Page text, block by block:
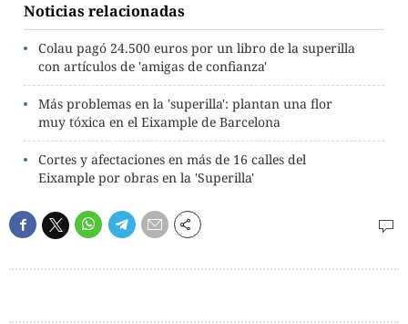
Noticias relacionadas
Colau pagó 24.500 euros por un libro de la superilla
con artículos de 'amigas de confianza'
Más problemas en la 'superilla': plantan una flor
muy tóxica en el Eixample de Barcelona
Cortes y afectaciones en más de 16 calles del
Eixample por obras en la 'Superilla'